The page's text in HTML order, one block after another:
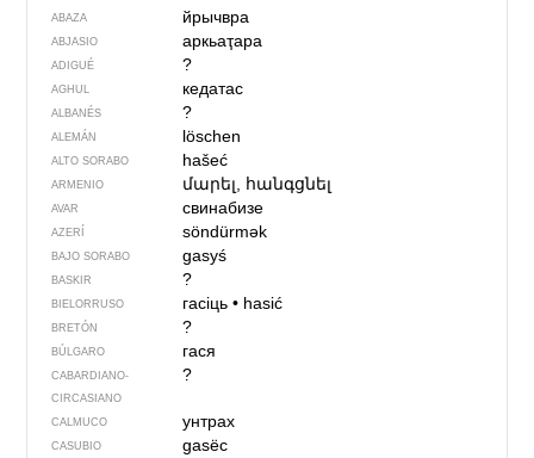
ABAZA йрычвра
ABJASIO аркьаҭара
ADIGUÉ ?
AGHUL кедатас
ALBANÉS ?
ALEMÁN löschen
ALTO SORABO hašeć
ARMENIO մարել, հանգցնել
AVAR свинабизе
AZERÍ söndürmək
BAJO SORABO gasyś
BASKIR ?
BIELORRUSO гасіць• hasić
BRETÓN ?
BÚLGARO гася
CABARDIANO-
CIRCASIANO
?
CALMUCO унтрах
CASUBIO gasëc